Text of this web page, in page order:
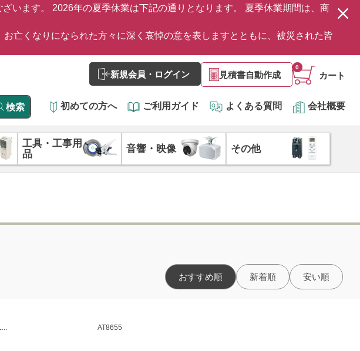
います。 2026年の夏季休業は下記の通りとなります。 夏季休業期間は、商
亡くなりになられた方々に深く哀悼の意を表しますとともに、被災された皆
新規会員・ログイン 見積書自動作成 カート
0
検索 初めての方へ ご利用ガイド よくある質問 会社概要
工具・工事用
品
音響・映像 その他
おすすめ順 新着順 安い順
AT8655